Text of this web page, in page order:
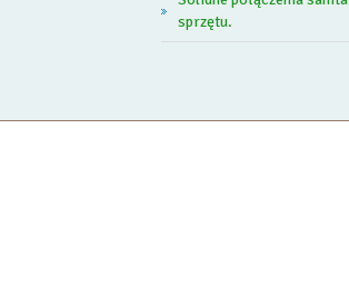
sprzętu.